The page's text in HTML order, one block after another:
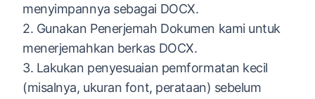
menyimpannya sebagai DOCX.
2. Gunakan Penerjemah Dokumen kami untuk
menerjemahkan berkas DOCX.
3. Lakukan penyesuaian pemformatan kecil
(misalnya, ukuran font, perataan) sebelum